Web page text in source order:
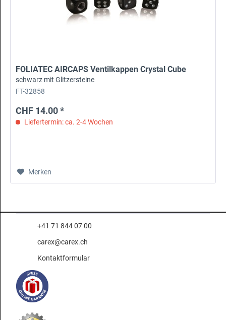
FOLIATEC AIRCAPS Ventilkappen Crystal Cube
schwarz mit Glitzersteine
FT-32858
CHF 14.00 *
Liefertermin: ca. 2-4 Wochen
Merken
+41 71 844 07 00
carex@carex.ch
Kontaktformular